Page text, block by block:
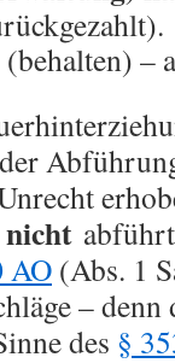
(behalten) –
der
nicht
AO (Abs. 1
– denn
des §